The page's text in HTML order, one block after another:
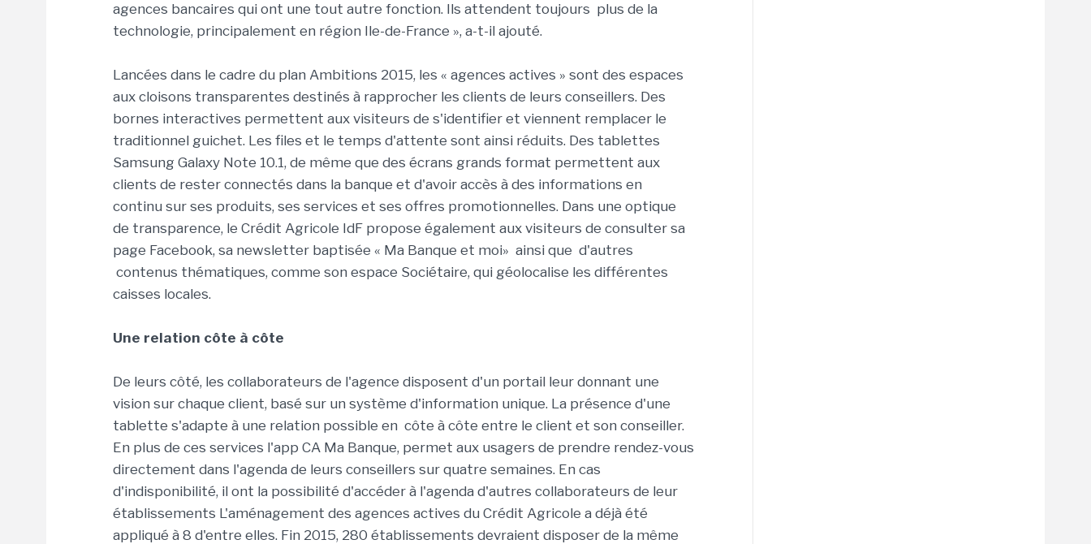
agences bancaires qui ont une tout autre fonction. Ils attendent toujours plus de la
technologie, principalement en région Ile-de-France », a-t-il ajouté.
Lancées dans le cadre du plan Ambitions 2015, les « agences actives » sont des espaces
aux cloisons transparentes destinés à rapprocher les clients de leurs conseillers. Des
bornes interactives permettent aux visiteurs de s'identifier et viennent remplacer le
traditionnel guichet. Les files et le temps d'attente sont ainsi réduits. Des tablettes
Samsung Galaxy Note 10.1, de même que des écrans grands format permettent aux
clients de rester connectés dans la banque et d'avoir accès à des informations en
continu sur ses produits, ses services et ses offres promotionnelles. Dans une optique
de transparence, le Crédit Agricole IdF propose également aux visiteurs de consulter sa
page Facebook, sa newsletter baptisée « Ma Banque et moi» ainsi que d'autres
contenus thématiques, comme son espace Sociétaire, qui géolocalise les différentes
caisses locales.
Une relation côte à côte
De leurs côté, les collaborateurs de l'agence disposent d'un portail leur donnant une
vision sur chaque client, basé sur un système d'information unique. La présence d'une
tablette s'adapte à une relation possible en côte à côte entre le client et son conseiller.
En plus de ces services l'app CA Ma Banque, permet aux usagers de prendre rendez-vous
directement dans l'agenda de leurs conseillers sur quatre semaines. En cas
d'indisponibilité, il ont la possibilité d'accéder à l'agenda d'autres collaborateurs de leur
établissements L'aménagement des agences actives du Crédit Agricole a déjà été
appliqué à 8 d'entre elles. Fin 2015, 280 établissements devraient disposer de la même